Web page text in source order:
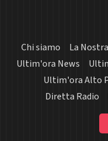
Chi siamo La
Ultim'ora News
Ultim'ora Alto
Diretta Radio